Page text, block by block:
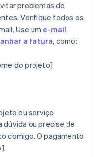
problemas de
Verifique todos os
Use um e-mail
a fatura, como:
do projeto]
ou serviço
dúvida ou precise de
comigo. O pagamento